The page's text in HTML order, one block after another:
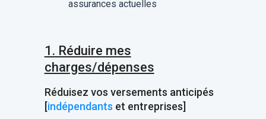
assurances actuelles
1. Réduire mes
charges/dépenses
Réduisez vos versements anticipés
[indépendants et entreprises]